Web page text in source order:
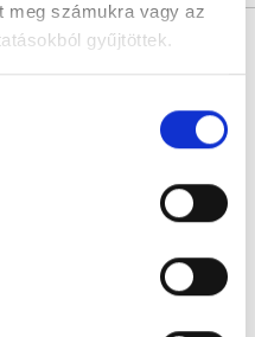
meg számukra vagy az
gyűjtöttek.
info/foglaljorvost-
orvosi oklevéllel rendelkező
szakképesítés
utána pedig a
A foglaljorvost.hu